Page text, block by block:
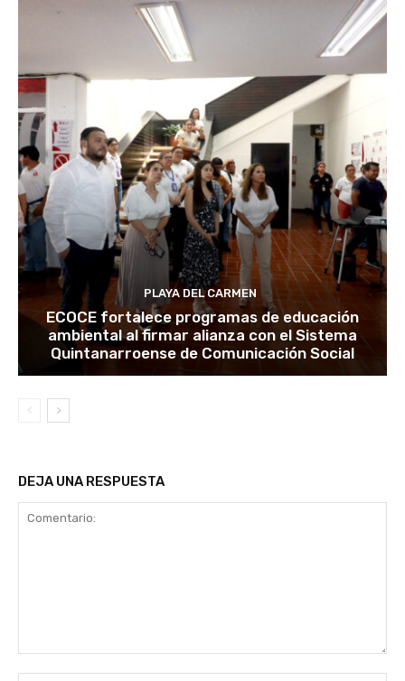
PLAYA DEL CARMEN
ECOCE fortalece programas de educación
ambiental al firmar alianza con el Sistema
Quintanarroense de Comunicación Social
DEJA UNA RESPUESTA